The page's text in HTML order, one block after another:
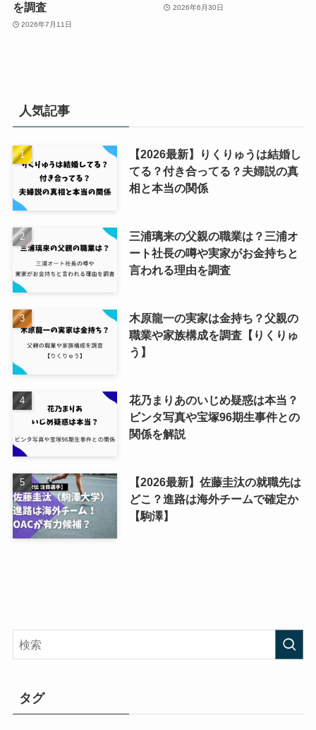
を調査
2026年7月11日
2026年6月30日
人気記事
【2026最新】りくりゅうは結婚し
てる？付き合ってる？夫婦説の真
相と本当の関係
三浦璃来の父親の職業は？三浦オ
ート社長の噂や実家がお金持ちと
言われる理由を調査
木原龍一の実家は金持ち？父親の
職業や家族構成を調査【りくりゅ
う】
花乃まりあのいじめ疑惑は本当？
ビンタ写真や宝塚96期生事件との
関係を解説
【2026最新】佐藤圭汰の就職先は
どこ？進路は海外チームで確定か
【駒澤】
タグ